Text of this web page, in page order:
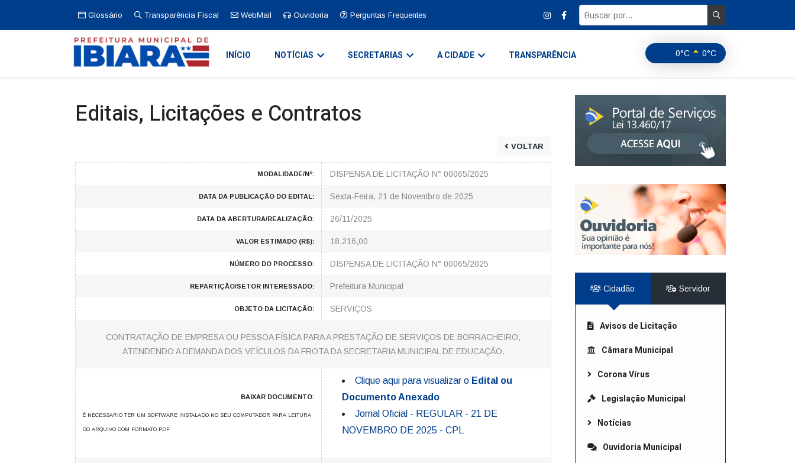
Glossário Transparência Fiscal WebMail Ouvidoria Perguntas Frequentes
0°C 0°C
INÍCIO NOTÍCIAS SECRETARIAS A CIDADE TRANSPARÊNCIA
Editais, Licitações e Contratos
VOLTAR
MODALIDADE/Nº: DISPENSA DE LICITAÇÃO N° 00065/2025
DATA DA PUBLICAÇÃO DO EDITAL: Sexta-Feira, 21 de Novembro de 2025
DATA DA ABERTURA/REALIZAÇÃO: 26/11/2025
VALOR ESTIMADO (R$): 18.216,00
NÚMERO DO PROCESSO: DISPENSA DE LICITAÇÃO N° 00065/2025
REPARTIÇÃO/SETOR INTERESSADO: Prefeitura Municipal
OBJETO DA LICITAÇÃO: SERVIÇOS
CONTRATAÇÃO DE EMPRESA OU PESSOA FÍSICA PARA A PRESTAÇÃO DE SERVIÇOS DE BORRACHEIRO,
ATENDENDO A DEMANDA DOS VEÍCULOS DA FROTA DA SECRETARIA MUNICIPAL DE EDUCAÇÃO.
BAIXAR DOCUMENTO:
É NECESSARIO TER UM SOFTWARE INSTALADO NO SEU COMPUTADOR PARA LEITURA
DO ARQUIVO COM FORMATO PDF
Clique aqui para visualizar o Edital ou
Documento Anexado
Jornal Oficial - REGULAR - 21 DE
NOVEMBRO DE 2025 - CPL
Cidadão Servidor
Avisos de Licitação
Câmara Municipal
Corona Vírus
Legislação Municipal
Notícias
Ouvidoria Municipal